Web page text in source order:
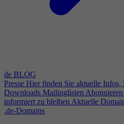
de BLOG
Presse Hier finden Sie aktuelle Infos,
Downloads Mailinglisten
informiert zu bleiben Aktuelle
.de-Domains